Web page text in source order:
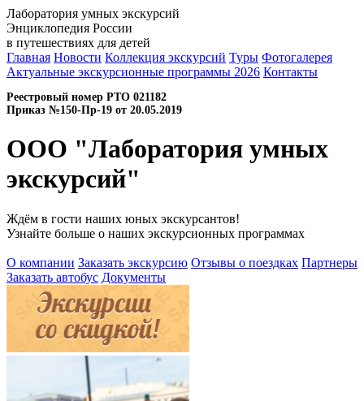
Лаборатория умных экскурсий
Энциклопедия России
в путешествиях для детей
Главная Новости Коллекция экскурсий Туры Фотогалерея
Актуальные экскурсионные программы 2026 Контакты
Реестровый номер РТО 021182
Приказ №150-Пр-19 от 20.05.2019
ООО "Лаборатория умных
экскурсий"
Ждём в гости наших юных экскурсантов!
Узнайте больше о наших экскурсионных программах
О компании Заказать экскурсию Отзывы о поездках Партнеры
Заказать автобус Документы